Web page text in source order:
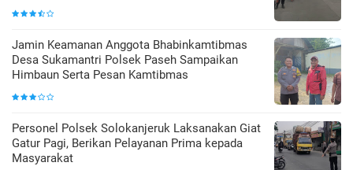
Jamin Keamanan Anggota Bhabinkamtibmas
Desa Sukamantri Polsek Paseh Sampaikan
Himbaun Serta Pesan Kamtibmas
Personel Polsek Solokanjeruk Laksanakan Giat
Gatur Pagi, Berikan Pelayanan Prima kepada
Masyarakat